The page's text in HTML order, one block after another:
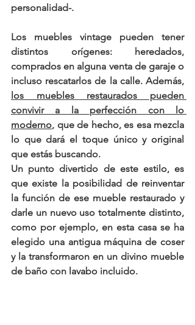
personalidad-.
Los muebles vintage pueden tener
distintos orígenes: heredados,
comprados en alguna venta de garaje o
los muebles restaurados pueden
convivir a la perfección con lo
moderno, que de hecho, es esa mezcla
lo que dará el toque
que estás buscando.
Un punto divertido de este estilo, es
que existe la posibilidad de reinventar
la función de ese mueble restaurado y
darle un nuevo uso totalmente distinto,
como por ejemplo, en esta casa se ha
elegido una antigua máquina de coser
y la transformaron en un divino mueble
de baño con lavabo incluido.